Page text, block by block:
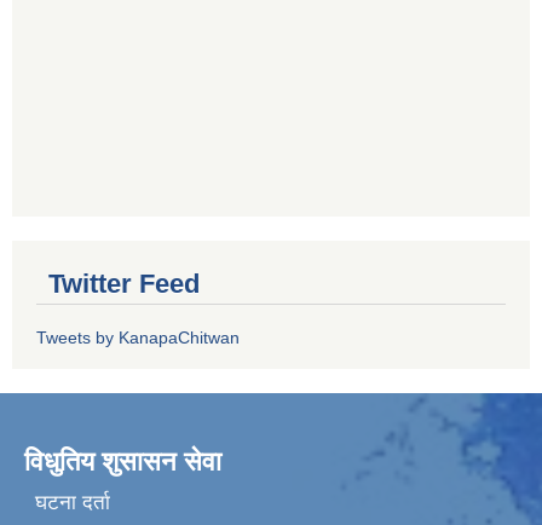
Twitter Feed
Tweets by KanapaChitwan
विधुतिय शुसासन सेवा
घटना दर्ता